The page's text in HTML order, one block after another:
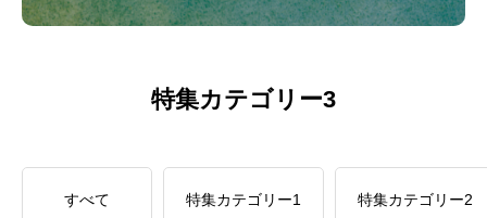
企業を知る。
島内向けイベント
特集カテゴリー3
すべて 特集カテゴリー1 特集カテゴリー2